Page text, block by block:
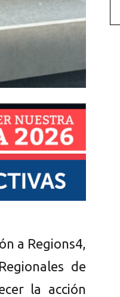
a Regions4,
de
la acción